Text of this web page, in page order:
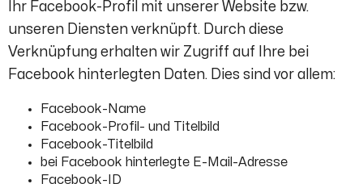
Ihr Facebook-Profil mit unserer Website bzw.
unseren Diensten verknüpft. Durch diese
Verknüpfung erhalten wir Zugriff auf Ihre bei
Facebook hinterlegten Daten. Dies sind vor allem:
Facebook-Name
Facebook-Profil- und Titelbild
Facebook-Titelbild
bei Facebook hinterlegte E-Mail-Adresse
Facebook-ID